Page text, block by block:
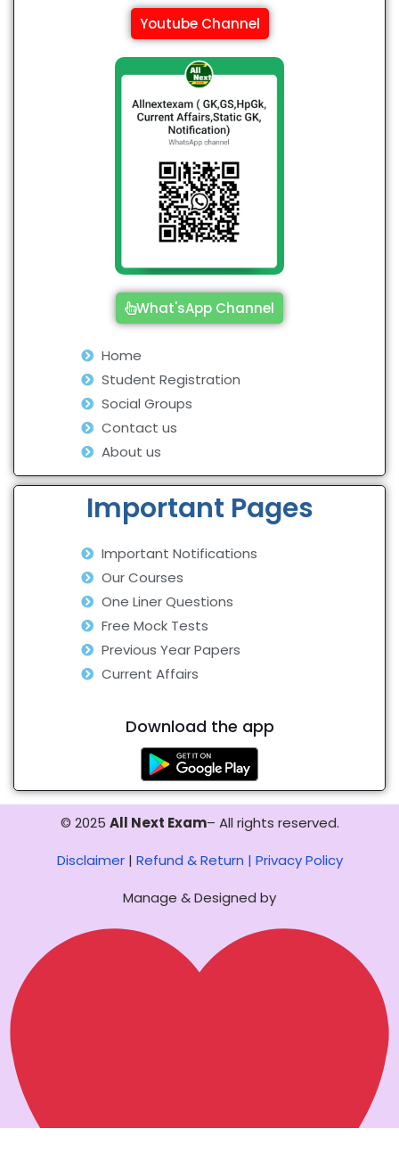
Youtube Channel
What'sApp Channel
Home
Student Registration
Social Groups
Contact us
About us
Important Pages
Important Notifications
Our Courses
One Liner Questions
Free Mock Tests
Previous Year Papers
Current Affairs
Download the app
© 2025 All Next Exam– All rights reserved.
Disclaimer| Refund & Return | Privacy Policy
Manage & Designed by